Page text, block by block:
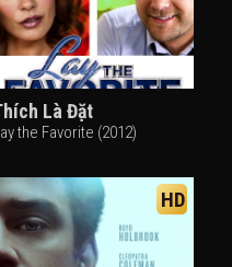
Là Đặt
the Favorite (2012)
HD